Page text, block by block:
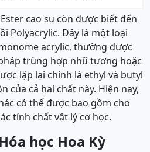
cao su còn được biết đến
Polyacrylic. Đây là một loại
acrylic, thường được
trùng hợp nhũ tương hoặc
lặp lại chính là ethyl và butyl
của cả hai chất này. Hiện nay,
có thể được bao gồm cho
tính chất vật lý cơ học.
học Hoa Kỳ